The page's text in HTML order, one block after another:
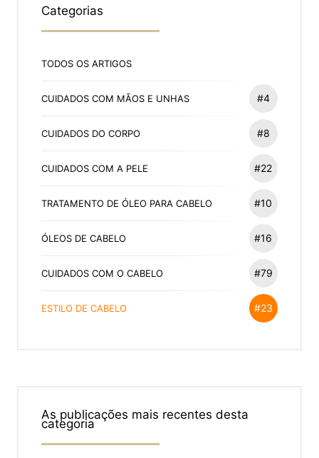
Categorias
TODOS OS ARTIGOS
CUIDADOS COM MÃOS E UNHAS #4
CUIDADOS DO CORPO #8
CUIDADOS COM A PELE #22
TRATAMENTO DE ÓLEO PARA CABELO #10
ÓLEOS DE CABELO #16
CUIDADOS COM O CABELO #79
ESTILO DE CABELO #23
As publicações mais recentes desta
categoria